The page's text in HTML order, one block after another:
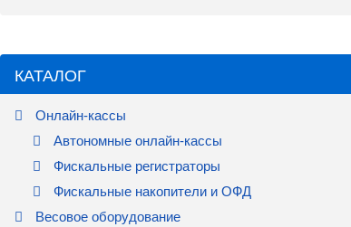
КАТАЛОГ
Онлайн-кассы
Автономные онлайн-кассы
Фискальные регистраторы
Фискальные накопители и ОФД
Весовое оборудование